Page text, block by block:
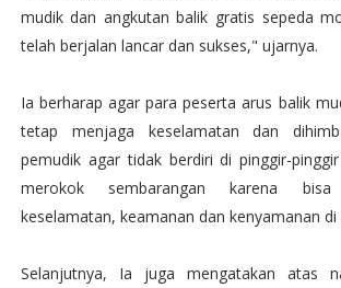
mudik dan angkutan balik gratis sepeda
telah berjalan lancar dan sukses," ujarnya.
Ia berharap agar para peserta arus balik
tetap menjaga keselamatan dan
pemudik agar tidak berdiri di pinggir-
merokok sembarangan karena bisa
keselamatan, keamanan dan kenyamanan di
Selanjutnya, Ia juga mengatakan atas